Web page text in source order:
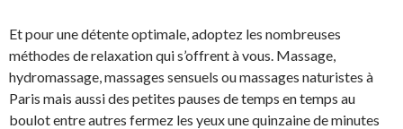
Et pour une détente optimale, adoptez les nombreuses
méthodes de relaxation qui s’offrent à vous. Massage,
hydromassage, massages sensuels ou massages naturistes à
Paris mais aussi des petites pauses de temps en temps au
boulot entre autres fermez les yeux une quinzaine de minutes